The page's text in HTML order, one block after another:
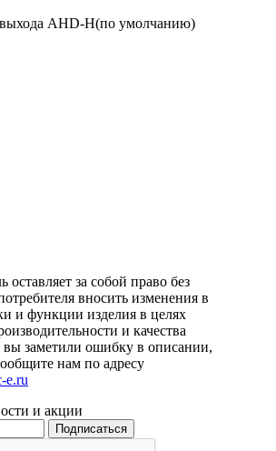
AHD-H(по умолчанию)
оставляет за собой право без
вносить изменения в
и функции изделия в целях
и качества
вы заметили ошибку в описании,
нам по адресу
e.ru
и акции
Подписаться